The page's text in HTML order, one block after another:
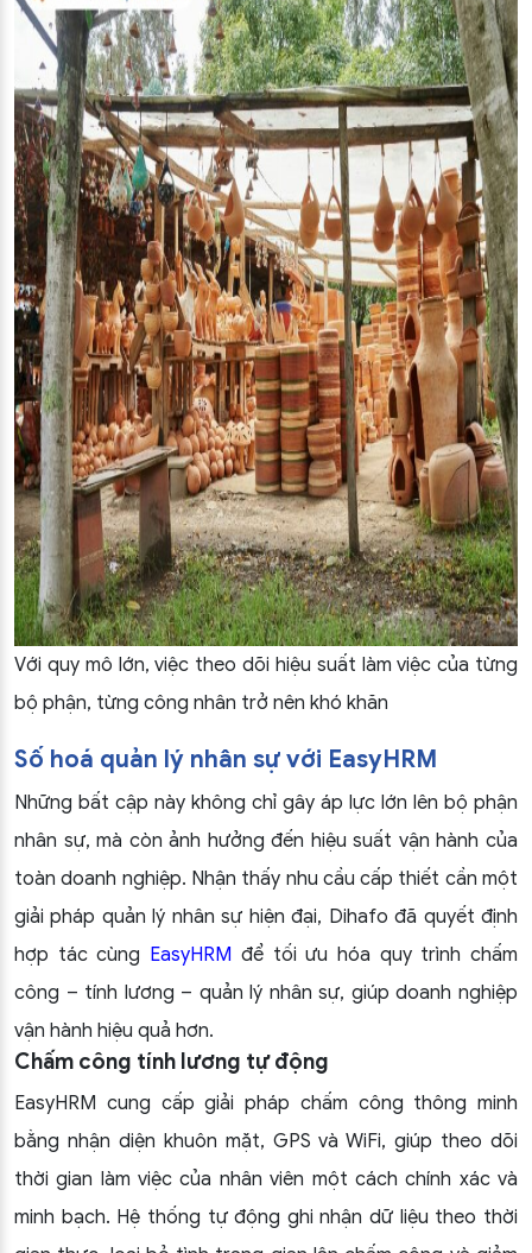
Với quy mô lớn, việc theo dõi hiệu suất làm việc của từng
bộ phận, từng công nhân trở nên khó khăn
Số hoá quản lý nhân sự với EasyHRM
Những bất cập này không chỉ gây áp lực lớn lên bộ phận
nhân sự, mà còn ảnh hưởng đến hiệu suất vận hành của
toàn doanh nghiệp. Nhận thấy nhu cầu cấp thiết cần một
giải pháp quản lý nhân sự hiện đại, Dihafo đã quyết định
hợp tác cùng EasyHRM để tối ưu hóa quy trình chấm
công – tính lương – quản lý nhân sự, giúp doanh nghiệp
vận hành hiệu quả hơn.
Chấm công tính lương tự động
EasyHRM cung cấp giải pháp chấm công thông minh
bằng nhận diện khuôn mặt, GPS và WiFi, giúp theo dõi
thời gian làm việc của nhân viên một cách chính xác và
minh bạch. Hệ thống tự động ghi nhận dữ liệu theo thời